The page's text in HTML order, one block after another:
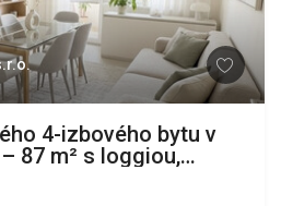
4-izbového bytu v
87 m² s loggiou,